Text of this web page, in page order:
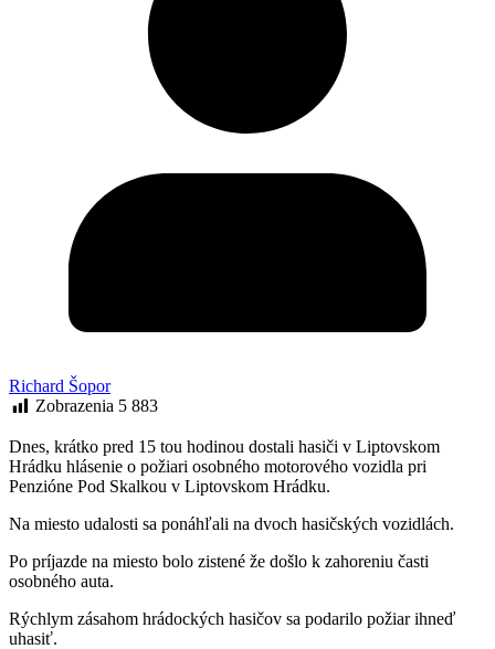
Richard Šopor
Zobrazenia 5 883
Dnes, krátko pred 15 tou hodinou dostali hasiči v Liptovskom
Hrádku hlásenie o požiari osobného motorového vozidla pri
Penzióne Pod Skalkou v Liptovskom Hrádku.
Na miesto udalosti sa ponáhľali na dvoch hasičských vozidlách.
Po príjazde na miesto bolo zistené že došlo k zahoreniu časti
osobného auta.
Rýchlym zásahom hrádockých hasičov sa podarilo požiar ihneď
uhasiť.